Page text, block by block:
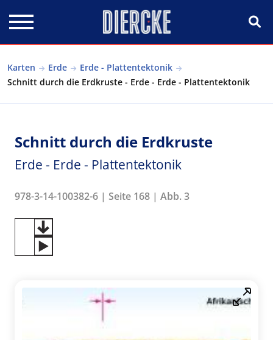
Karten Erde
Erde - Plattentektonik
Schnitt durch die Erdkruste - Erde - Erde - Plattentektonik
Schnitt durch die Erdkruste
Erde - Erde - Plattentektonik
978-3-14-100382-6 | Seite 168 | Abb. 3